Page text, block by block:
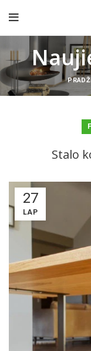
Stalo
27
LAP